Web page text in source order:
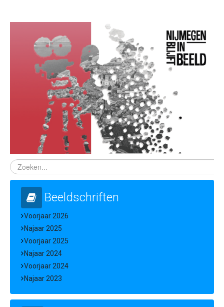
Wat zoeken we
Donateurs
Vrijwilligers
Beeldmateriaal
Contactinformatie
Inschrijfformulier
Beeldschriften
Voorjaar 2026
Najaar 2025
Voorjaar 2025
Najaar 2024
Voorjaar 2024
Najaar 2023